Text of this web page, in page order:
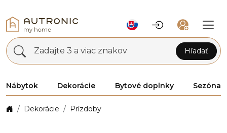
Zadajte 3 a viac znakov Hľadať
Nábytok Dekorácie Bytové doplnky Sezóna
Dekorácie Prízdoby